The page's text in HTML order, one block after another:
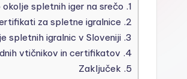
1.
2.
3.
4.
5.